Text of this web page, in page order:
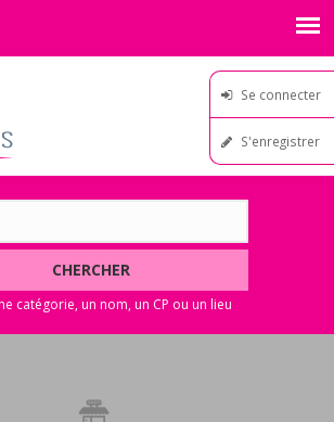
Se connecter
S'enregistrer
CHERCHER